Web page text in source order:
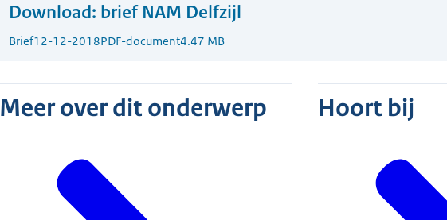
Download: brief NAM Delfzijl
Brief12-12-2018PDF-document4.47 MB
Meer over dit onderwerp Hoort bij